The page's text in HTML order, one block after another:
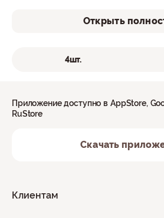
Открыть
4шт.
Клиентам
Приложение доступно в AppStore,
RuStore
Скачать